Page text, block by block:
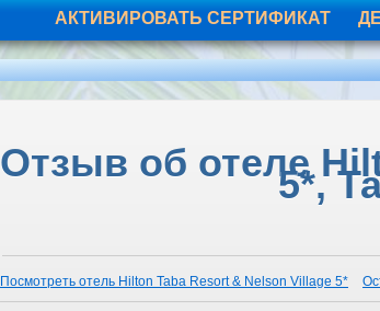
АКТИВИРОВАТЬ СЕРТИФИКАТ
Отзыв об отеле5*,
Посмотреть отель Hilton Taba Resort & Nelson Village 5*